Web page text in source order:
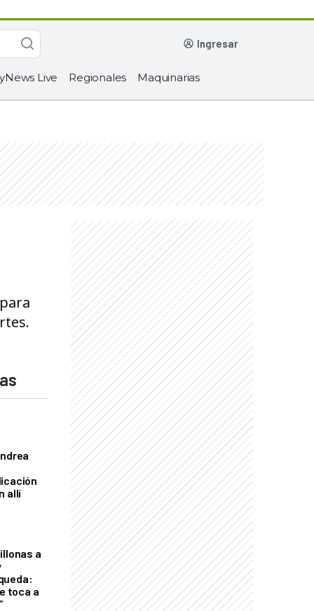
ingresar
Live Regionales Maquinarias
allí
a
toca a